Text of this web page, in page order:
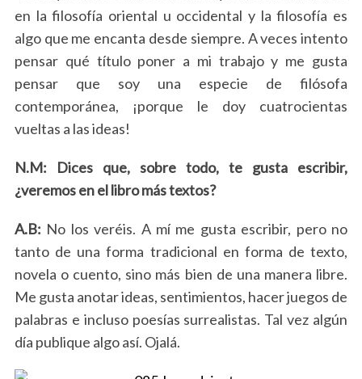
en la filosofía oriental u occidental y la filosofía es
algo que me encanta desde siempre. A veces intento
pensar qué título poner a mi trabajo y me gusta
pensar que soy una especie de filósofa
contemporánea, ¡porque le doy cuatrocientas
vueltas a las ideas!
N.M: Dices que, sobre todo, te gusta escribir,
¿veremos en el libro más textos?
A.B: No los veréis. A mí me gusta escribir, pero no
tanto de una forma tradicional en forma de texto,
novela o cuento, sino más bien de una manera libre.
Me gusta anotar ideas, sentimientos, hacer juegos de
palabras e incluso poesías surrealistas. Tal vez algún
día publique algo así. Ojalá.